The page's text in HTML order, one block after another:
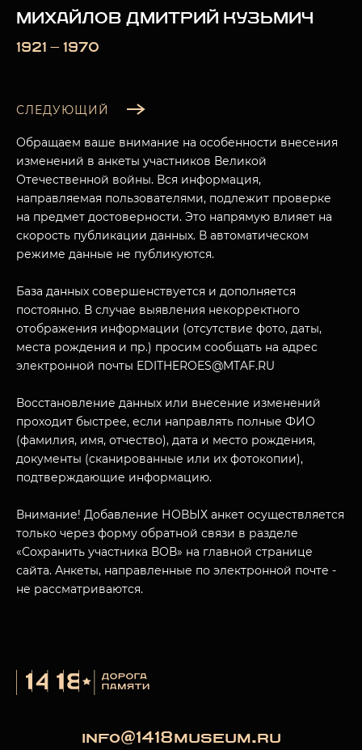
ПОСЕТИТЕЛЯМ
О НАС
НАЗАД
МИХАЙЛОВ ДМИТРИЙ КУЗЬМИЧ
1921 — 1970
СЛЕДУЮЩИЙ
Обращаем ваше внимание на особенности внесения
изменений в анкеты участников Великой
Отечественной войны. Вся информация,
направляемая пользователями, подлежит проверке
на предмет достоверности. Это напрямую влияет на
скорость публикации данных. В автоматическом
режиме данные не публикуются.
База данных совершенствуется и дополняется
постоянно. В случае выявления некорректного
отображения информации (отсутствие фото, даты,
места рождения и пр.) просим сообщать на адрес
электронной почты EDITHEROES@MTAF.RU
Восстановление данных или внесение изменений
проходит быстрее, если направлять полные ФИО
(фамилия, имя, отчество), дата и место рождения,
документы (сканированные или их фотокопии),
подтверждающие информацию.
Внимание! Добавление НОВЫХ анкет осуществляется
только через форму обратной связи в разделе
«Сохранить участника ВОВ» на главной странице
сайта. Анкеты, направленные по электронной почте -
не рассматриваются.
info@1418museum.ru